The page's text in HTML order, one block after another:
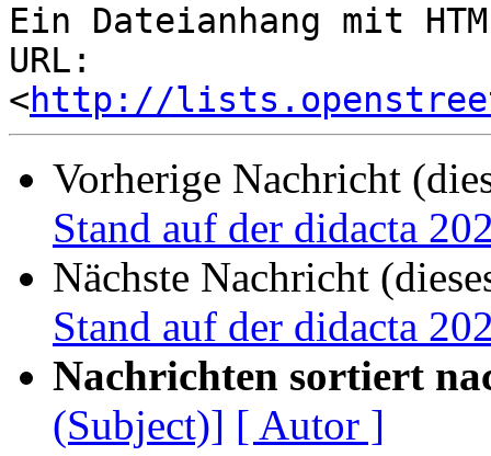
Ein Dateianhang mit
URL:
<http://
Vorherige Nachricht
Stand auf der didacta
Nächste Nachricht
Stand auf der didacta
Nachrichten sortiert
(Subject)] [ Autor ]